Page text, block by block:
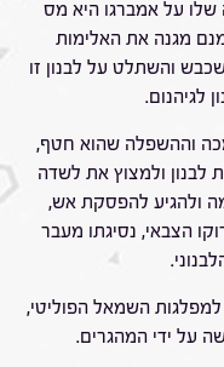
שלו על אמברגו היא מס
מגנה את האלימות
והשתלט על לבנון זו
לגיהנום.
וההשפלה שהוא חטף,
ולמצוץ את לשדה
ולהגיע להפסקת אש,
הצבאי, נסיגתו מעבר
השמאל הפוליטי,
על ידי המהגרים.